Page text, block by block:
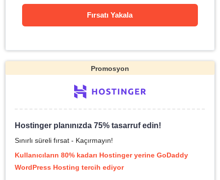
Fırsatı Yakala
Promosyon
Hostinger planınızda 75% tasarruf edin!
Sınırlı süreli fırsat - Kaçırmayın!
Kullanıcıların 80% kadarı Hostinger yerine GoDaddy
WordPress Hosting tercih ediyor